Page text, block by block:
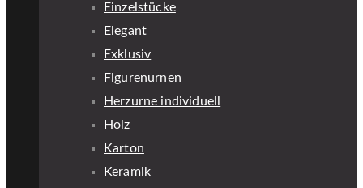
Einzelstücke
Elegant
Exklusiv
Figurenurnen
Herzurne individuell
Holz
Karton
Keramik